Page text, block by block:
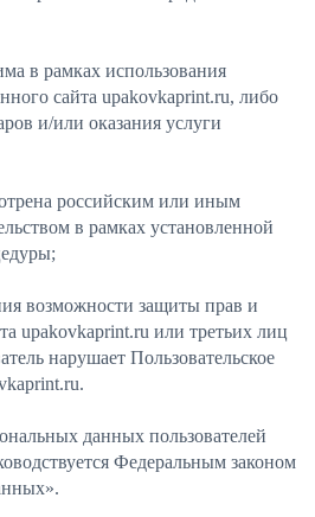
в рамках использования
сайта upakovkaprint.ru, либо
и/или оказания услуги
российским или иным
в рамках установленной
возможности защиты прав и
upakovkaprint.ru или третьих лиц
нарушает Пользовательское
данных пользователей
Федеральным законом